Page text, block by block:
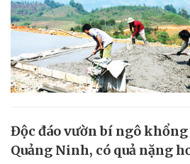
Độc đáo vườn bí ngô
Quảng Ninh, có quả nặng